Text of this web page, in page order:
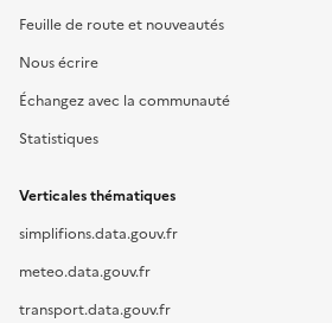
Feuille de route et nouveautés
Nous écrire
Échangez avec la communauté
Statistiques
Verticales thématiques
simplifions.data.gouv.fr
meteo.data.gouv.fr
transport.data.gouv.fr